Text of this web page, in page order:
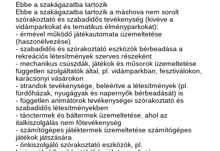
Ebbe a szakágazatba tartozik
Ebbe a szakágazatba tartozik a máshova nem sorolt
szórakoztató és szabadidős tevékenység (kivéve a
vidámparkokat és tematikus élményparkokat):
- érmével működő játékautomata üzemeltetése
(haszonélvezése)
- szabadidős és szórakoztató eszközök bérbeadása a
rekreációs létesítmények szerves részeként
- mechanikus csúszdák, játékok és műsorok üzemeltetése
független szolgáltatók által, pl. vidámparkban, fesztiválokon,
karácsonyi vásárokon
- strandok tevékenysége, beleértve a létesítmények (pl.
fürdőházak, nyugágyak és napernyők bérbeadását) is
- független animátorok tevékenységei szórakoztató és
szabadidős létesítményekben
- tánctermek és báltermek üzemeltetése, ahol az
italkiszolgálás nem főtevékenység
- számítógépes játéktermek üzemeltetése számítógépes
játékok játszására
- önkiszolgáló szórakoztató eszközök, pl.